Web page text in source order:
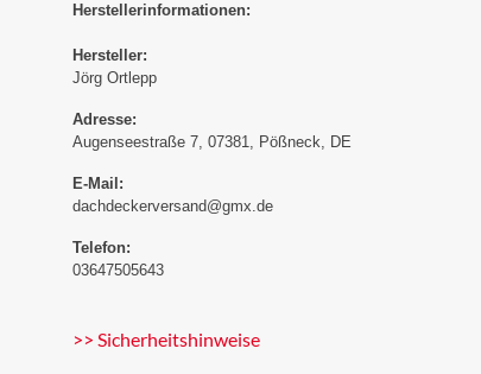
Herstellerinformationen:
Hersteller:
Jörg Ortlepp
Adresse:
Augenseestraße 7, 07381, Pößneck, DE
E-Mail:
dachdeckerversand@gmx.de
Telefon:
03647505643
>> Sicherheitshinweise